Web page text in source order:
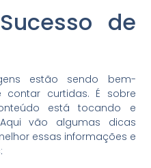
de
estão sendo bem-
curtidas. É sobre
está tocando e
vão algumas dicas
essas informações e